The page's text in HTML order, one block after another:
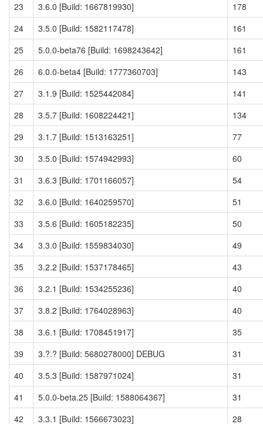
23
3.6.0 [Build: 1667819930]
178
24
3.5.0 [Build: 1582117478]
161
25
5.0.0-beta76 [Build: 1698243642]
161
26
6.0.0-beta4 [Build: 1777360703]
143
27
3.1.9 [Build: 1525442084]
141
28
3.5.7 [Build: 1608224421]
134
29
3.1.7 [Build: 1513163251]
77
30
3.5.0 [Build: 1574942993]
60
31
3.6.3 [Build: 1701166057]
54
32
3.6.0 [Build: 1640259570]
51
33
3.5.6 [Build: 1605182235]
50
34
3.3.0 [Build: 1559834030]
49
35
3.2.2 [Build: 1537178465]
43
36
3.2.1 [Build: 1534255236]
40
37
3.8.2 [Build: 1764028963]
40
38
3.6.1 [Build: 1708451917]
35
39
3.?.? [Build: 5680278000] DEBUG
31
40
3.5.3 [Build: 1587971024]
31
41
5.0.0-beta.25 [Build: 1588064367]
31
42
3.3.1 [Build: 1566673023] 28